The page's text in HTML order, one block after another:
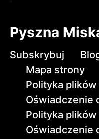
Pyszna
Subskrybuj
Mapa strony
Polityka
Oświadczenie
Polityka
Oświadczenie